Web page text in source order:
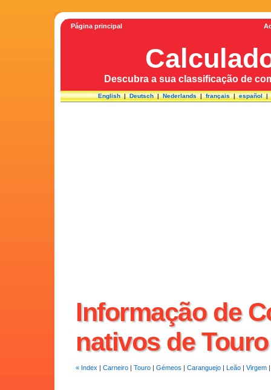
Página principal
Descubra a sua classificação de
English|Deutsch|Nederlands|français|español|
Informação de
nativos de Touro
« Index | Carneiro | Touro | Gémeos | Caranguejo | Leão | Virgem